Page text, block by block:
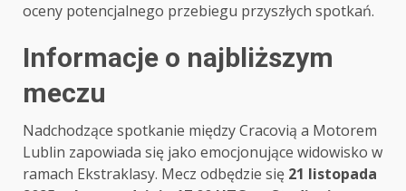
oceny potencjalnego przebiegu przyszłych spotkań.
Informacje o najbliższym
meczu
Nadchodzące spotkanie między Cracovią a Motorem
Lublin zapowiada się jako emocjonujące widowisko w
ramach Ekstraklasy. Mecz odbędzie się 21 listopada